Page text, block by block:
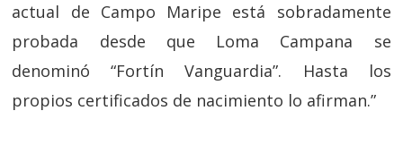
actual de Campo Maripe está sobradamente
probada desde que Loma Campana se
denominó “Fortín Vanguardia”. Hasta los
propios certificados de nacimiento lo afirman.”